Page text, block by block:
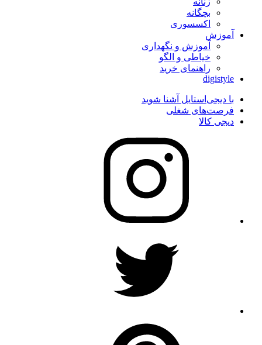
بچگانه
اکسسوری
آموزش
آموزش و نگهداری
خیاطی و الگو
راهنمای خرید
digistyle
با دیجی‌استایل آشنا شوید
فرصت‌های شغلی
دیجی کالا